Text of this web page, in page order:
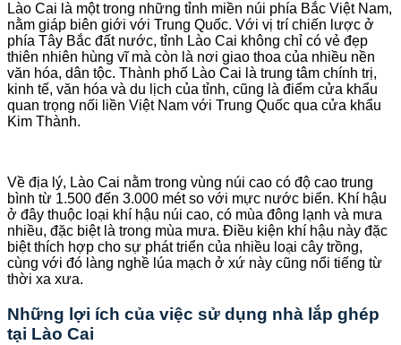
Lào Cai là một trong những tỉnh miền núi phía Bắc Việt Nam,
nằm giáp biên giới với Trung Quốc. Với vị trí chiến lược ở
phía Tây Bắc đất nước, tỉnh Lào Cai không chỉ có vẻ đẹp
thiên nhiên hùng vĩ mà còn là nơi giao thoa của nhiều nền
văn hóa, dân tộc. Thành phố Lào Cai là trung tâm chính trị,
kinh tế, văn hóa và du lịch của tỉnh, cũng là điểm cửa khẩu
quan trọng nối liền Việt Nam với Trung Quốc qua cửa khẩu
Kim Thành.
Về địa lý, Lào Cai nằm trong vùng núi cao có độ cao trung
bình từ 1.500 đến 3.000 mét so với mực nước biển. Khí hậu
ở đây thuộc loại khí hậu núi cao, có mùa đông lạnh và mưa
nhiều, đặc biệt là trong mùa mưa. Điều kiện khí hậu này đặc
biệt thích hợp cho sự phát triển của nhiều loại cây trồng,
cùng với đó làng nghề lúa mạch ở xứ này cũng nổi tiếng từ
thời xa xưa.
Những lợi ích của việc sử dụng nhà lắp ghép
tại Lào Cai